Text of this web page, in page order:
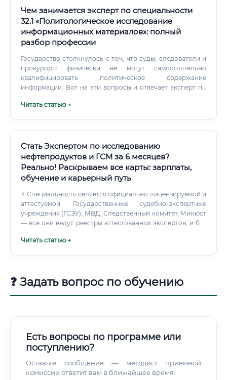
Чем занимается эксперт по специальности
32.1 «Политологическое исследование
информационных материалов»: полный
разбор профессии
Государство столкнулось с тем, что суды, следователи и
прокуроры физически не могут самостоятельно
квалифицировать политическое содержание
информации. Вот на эти вопросы и отвечает эксперт по
Читать статью →
Стать Экспертом по исследованию
нефтепродуктов и ГСМ за 6 месяцев?
Реально! Раскрываем все карты: зарплаты,
обучение и карьерный путь
⚡ Специальность является официально лицензируемой и
аттестуемой. Государственные судебно-экспертные
учреждения (ГСЭУ), МВД, Следственный комитет, Минюст
— все они ведут реестры аттестованных экспертов, и без
данной специальности специалист не вправе давать
Читать статью →
❓ Задать вопрос по обучению
Есть вопросы по программе или
поступлению?
Оставьте сообщение — методист приемной
комиссии ответит вам в ближайшее время.